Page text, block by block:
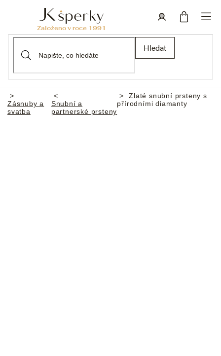
Hledat
Domů
Zásnuby a
svatba
Snubní a
partnerské prsteny
Zlaté snubní prsteny s
přírodními diamanty